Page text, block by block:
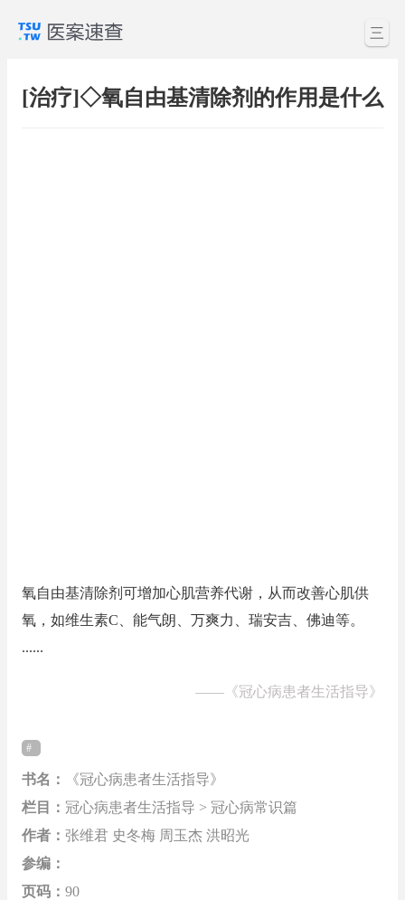
三
[治疗]◇氧自由基清除剂的作用是什么
氧自由基清除剂可增加心肌营养代谢，从而改善心肌供
氧，如维生素C、能气朗、万爽力、瑞安吉、佛迪等。
......
—— 《冠心病患者生活指导》
书名：
《冠心病患者生活指导》
栏目： 冠心病患者生活指导 > 冠心病常识篇
作者： 张维君 史冬梅 周玉杰 洪昭光
参编：
页码： 90